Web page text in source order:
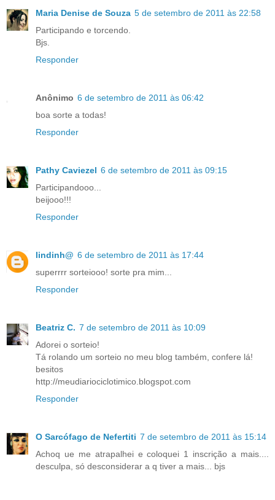
Maria Denise de Souza 5 de setembro de 2011 às 22:58
Participando e torcendo.
Bjs.
Responder
Anônimo 6 de setembro de 2011 às 06:42
boa sorte a todas!
Responder
Pathy Caviezel 6 de setembro de 2011 às 09:15
Participandooo...
beijooo!!!
Responder
lindinh@ 6 de setembro de 2011 às 17:44
superrrr sorteiooo! sorte pra mim...
Responder
Beatriz C. 7 de setembro de 2011 às 10:09
Adorei o sorteio!
Tá rolando um sorteio no meu blog também, confere lá!
besitos
http://meudiariociclotimico.blogspot.com
Responder
O Sarcófago de Nefertiti 7 de setembro de 2011 às 15:14
Achoq ue me atrapalhei e coloquei 1 inscrição a mais....
desculpa, só desconsiderar a q tiver a mais... bjs